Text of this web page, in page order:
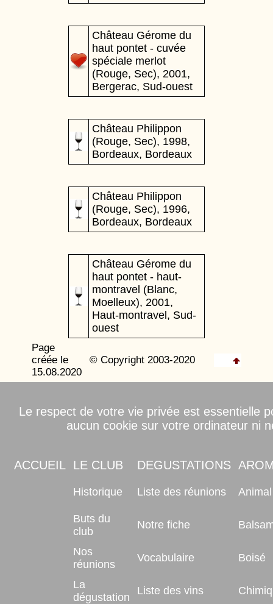
Château Gérome du
haut pontet - cuvée
spéciale merlot
(Rouge, Sec), 2001,
Bergerac, Sud-ouest
Château Philippon
(Rouge, Sec), 1998,
Bordeaux, Bordeaux
Château Philippon
(Rouge, Sec), 1996,
Bordeaux, Bordeaux
Château Gérome du
haut pontet - haut-
montravel (Blanc,
Moelleux), 2001,
Haut-montravel, Sud-
ouest
Page
créée le
15.08.2020
© Copyright 2003-2020
Le respect de votre vie privée est essentielle
aucun cookie sur votre ordinateur ni
ACCUEIL LE CLUB DEGUSTATIONS
Historique Liste des réunions Animal
Buts du
club
Notre fiche
Nos
réunions
Vocabulaire Boisé
La
dégustation
Liste des vins